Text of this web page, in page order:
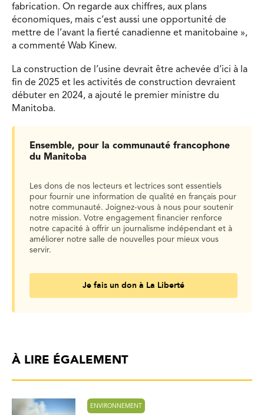
fabrication. On regarde aux chiffres, aux plans
économiques, mais c’est aussi une opportunité de
mettre de l’avant la fierté canadienne et manitobaine »,
a commenté Wab Kinew.
La construction de l’usine devrait être achevée d’ici à la
fin de 2025 et les activités de construction devraient
débuter en 2024, a ajouté le premier ministre du
Manitoba.
Ensemble, pour la communauté francophone
du Manitoba
Les dons de nos lecteurs et lectrices sont essentiels
pour fournir une information de qualité en français pour
notre communauté. Joignez-vous à nous pour soutenir
notre mission. Votre engagement financier renforce
notre capacité à offrir un journalisme indépendant et à
améliorer notre salle de nouvelles pour mieux vous
servir.
Je fais un don à La Liberté
À LIRE ÉGALEMENT
ENVIRONNEMENT